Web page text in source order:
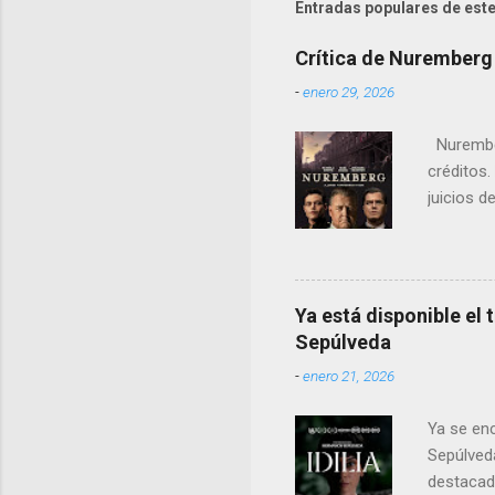
Entradas populares de
Crítica de Nuremberg
-enero 29, 2026
créditos.
juicios
Ya está disponible el
Sepúlveda
-enero 21, 2026
Ya se